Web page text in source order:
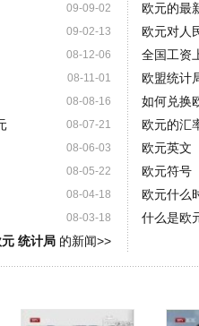
09-09-02
09-02-13
08-12-06
08-11-01
08-08-16
08-07-21
08-06-03
08-05-22
08-04-18
08-03-18
元 统计局的新闻>>
欧元的最
欧元对人
全国工资
欧盟统计
如何兑换
欧元的汇
欧元英文
欧元符号
欧元什么
什么是欧